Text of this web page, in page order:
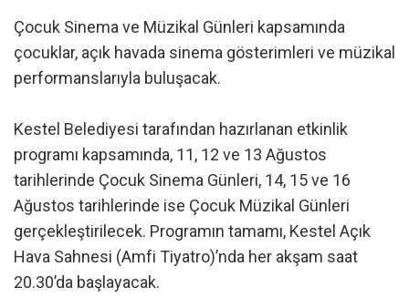
Çocuk Sinema ve Müzikal Günleri kapsamında
çocuklar, açık havada sinema gösterimleri ve müzikal
performanslarıyla buluşacak.
Kestel Belediyesi tarafından hazırlanan etkinlik
programı kapsamında, 11, 12 ve 13 Ağustos
tarihlerinde Çocuk Sinema Günleri, 14, 15 ve 16
Ağustos tarihlerinde ise Çocuk Müzikal Günleri
gerçekleştirilecek. Programın tamamı, Kestel Açık
Hava Sahnesi (Amfi Tiyatro)’nda her akşam saat
20.30’da başlayacak.